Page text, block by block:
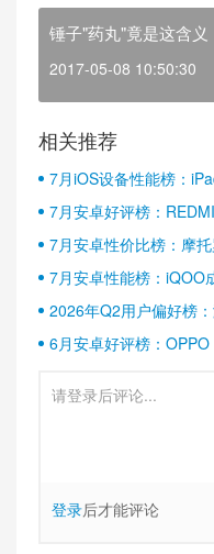
锤子"药丸"竟是这含
2017-05-08 10:50:30
相关推荐
7月iOS设备性能榜：
7月安卓好评榜：
半壁江山
7月安卓性价比榜：摩
7月安卓性能榜：iQOO
2026年Q2用户偏好榜
6月安卓好评榜：
登录后才能评论